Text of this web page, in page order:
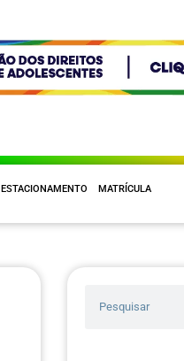
ESTACIONAMENTO MATRÍCULA